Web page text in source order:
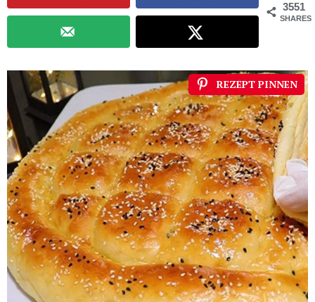
3551
SHARES
REZEPT PINNEN